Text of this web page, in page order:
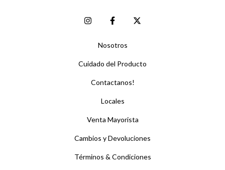
Nosotros
Cuidado del Producto
Contactanos!
Locales
Venta Mayorista
Cambios y Devoluciones
Términos & Condiciones